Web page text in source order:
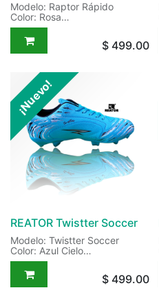
Modelo: Raptor Rápido
Color: Rosa
Código: S/C
Sneakers para Fútbol Rápido
$ 499.00
¡Nuevo!
REATOR Twistter Soccer
Modelo: Twistter Soccer
Color: Azul Cielo
Código: S/C
Sneakers para Fútbol Soccer
$ 499.00